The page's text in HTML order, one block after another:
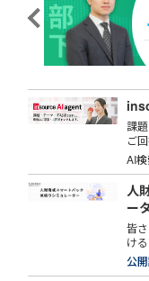
課
ご
AI
人
ー
皆
け
公